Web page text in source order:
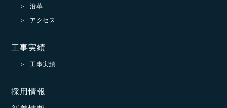
沿革
アクセス
工事実績
工事実績
採用情報